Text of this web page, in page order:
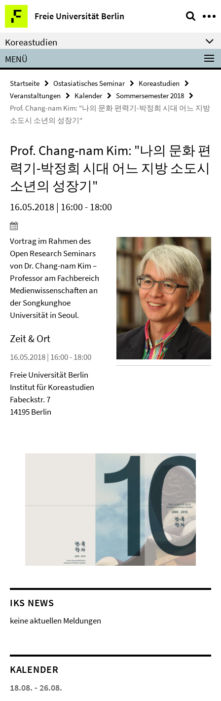
Springe
direkt
zu
Inhalt
Freie Universität Berlin
Service-
Navigation
Koreastudien
MENÜ
Startseite Ostasiatisches Seminar
Koreastudien
Veranstaltungen
Kalender
Sommersemester 2018
Prof. Chang-nam Kim: "나의 문화 편력기-박정희 시대 어느 지방
소도시 소년의 성장기"
Prof. Chang-nam Kim: "나의 문화 편
력기-박정희 시대 어느 지방 소도시
소년의 성장기"
16.05.2018 | 16:00 - 18:00
Vortrag im Rahmen des
Open Research Seminars
von Dr. Chang-nam Kim –
Professor am Fachbereich
Medienwissenschaften an
der Songkunghoe
Universität in Seoul.
Zeit & Ort
16.05.2018 | 16:00 - 18:00
Freie Universität Berlin
Institut für Koreastudien
Fabeckstr. 7
14195 Berlin
IKS NEWS
keine aktuellen Meldungen
KALENDER
18.08. - 26.08.